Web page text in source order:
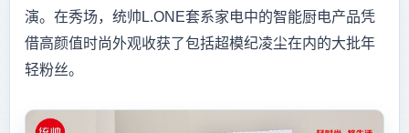
演。在秀场，统帅L.ONE套系家电中的智能厨电产品凭
借高颜值时尚外观收获了包括超模纪凌尘在内的大批年
轻粉丝。